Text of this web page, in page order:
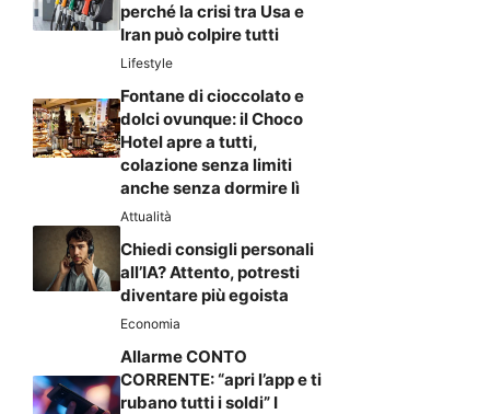
perché la crisi tra Usa e
Iran può colpire tutti
Lifestyle
Fontane di cioccolato e
dolci ovunque: il Choco
Hotel apre a tutti,
colazione senza limiti
anche senza dormire lì
Attualità
Chiedi consigli personali
all’IA? Attento, potresti
diventare più egoista
Economia
Allarme CONTO
CORRENTE: “apri l’app e ti
rubano tutti i soldi” I